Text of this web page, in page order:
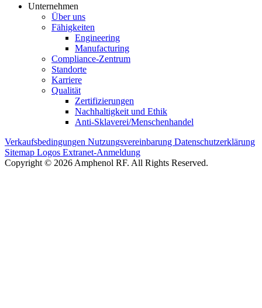
Unternehmen
Über uns
Fähigkeiten
Engineering
Manufacturing
Compliance-Zentrum
Standorte
Karriere
Qualität
Zertifizierungen
Nachhaltigkeit und Ethik
Anti-Sklaverei/Menschenhandel
Verkaufsbedingungen Nutzungsvereinbarung Datenschutzerklärung
Sitemap Logos Extranet-Anmeldung
Copyright © 2026 Amphenol RF. All Rights Reserved.